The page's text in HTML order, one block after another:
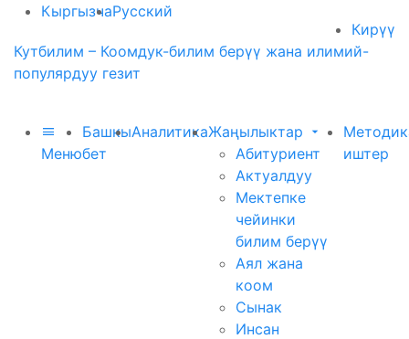
КыргызчаРусский
Кирүү
Кутбилим – Коомдук-билим берүү жана илимий-
популярдуу гезит
Меню
Башкы
бет
АналитикаЖаңылыктар
Абитуриент
Актуалдуу
Мектепке
чейинки
билим берүү
Аял жана
коом
Сынак
Инсан
иштер